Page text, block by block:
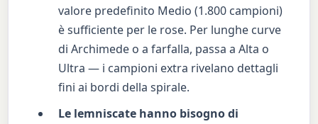
valore predefinito Medio (1.800 campioni)
è sufficiente per le rose. Per lunghe curve
di Archimede o a farfalla, passa a Alta o
Ultra — i campioni extra rivelano dettagli
fini ai bordi della spirale.
Le lemniscate hanno bisogno di